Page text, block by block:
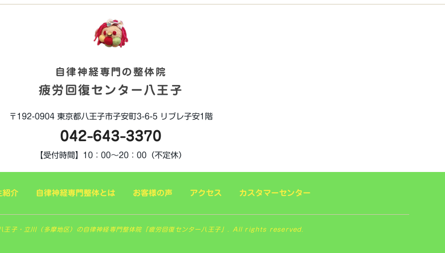
自律神経専門の整体院
疲労回復センター八王子
〒192-0904 東京都八王子市子安町3-6-5 リブレ子安1階
042-643-3370
【受付時間】 10：00～20：00（不定休）
紹介 自律神経専門整体とは お客様の声 アクセス カスタマーセンター
子・立川（多摩地区）の自律神経専門整体院「疲労回復センター八王子」. All rights reserved.